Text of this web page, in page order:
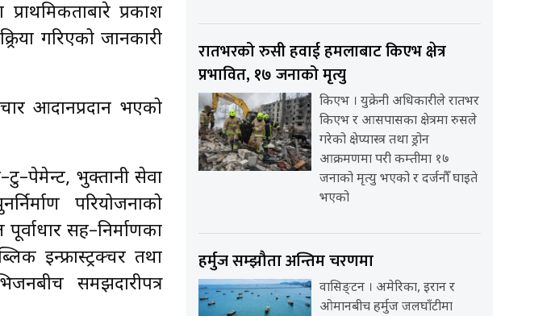
प्राथमिकताबारे प्रकाश
गरिएको जानकारी
आदानप्रदान भएको
भुक्तानी सेवा
परियोजनाको
सह–निर्माणका
इन्फ्रास्ट्रक्चर तथा
समझदारीपत्र
रातभरको रुसी हवाई हमलाबाट किएभ क्षेत्र
प्रभावित, १७ जनाको मृत्यु
किएभ । युक्रेनी अधिकारीले रातभर
किएभ र आसपासका क्षेत्रमा रुसले
गरेको क्षेप्यास्त्र तथा ड्रोन
आक्रमणमा परी कम्तीमा १७
जनाको मृत्यु भएको र दर्जनौँ घाइते
भएको
हर्मुज सम्झौता अन्तिम चरणमा
वासिङ्टन । अमेरिका, इरान र
ओमानबीच हर्मुज जलघाँटीमा